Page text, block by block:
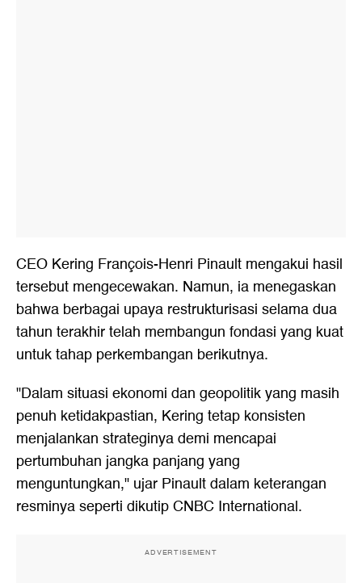
CEO Kering François-Henri Pinault mengakui hasil
tersebut mengecewakan. Namun, ia menegaskan
bahwa berbagai upaya restrukturisasi selama dua
tahun terakhir telah membangun fondasi yang kuat
untuk tahap perkembangan berikutnya.
"Dalam situasi ekonomi dan geopolitik yang masih
penuh ketidakpastian, Kering tetap konsisten
menjalankan strateginya demi mencapai
pertumbuhan jangka panjang yang
menguntungkan," ujar Pinault dalam keterangan
resminya seperti dikutip CNBC International.
ADVERTISEMENT